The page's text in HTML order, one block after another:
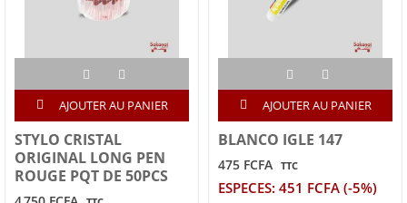
AJOUTER AU PANIER
STYLO CRISTAL
ORIGINAL LONG PEN
ROUGE PQT DE 50PCS
AJOUTER AU PANIER
BLANCO IGLE 147
475 FCFA TTC
ESPECES: 451 FCFA (-5%)